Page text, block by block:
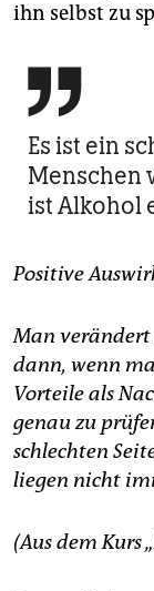
ihn selbst zu

Es ist ein
Menschen
ist Alkohol
Positive
Man
dann, wenn
Vorteile als
genau zu
schlechten
liegen nicht
(Aus dem Kurs